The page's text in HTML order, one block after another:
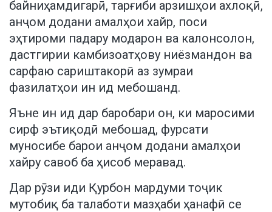
байниҳамдигарӣ, тарғиби арзишҳои ахлоқӣ,
анҷом додани амалҳои хайр, поси
эҳтироми падару модарон ва калонсолон,
дастгирии камбизоатҳову ниёзмандон ва
сарфаю сариштакорӣ аз зумраи
фазилатҳои ин ид мебошанд.
Яъне ин ид дар баробари он, ки маросими
сирф эътиқодӣ мебошад, фурсати
муносибе барои анҷом додани амалҳои
хайру савоб ба ҳисоб меравад.
Дар рӯзи иди Қурбон мардуми тоҷик
мутобиқ ба талаботи мазҳаби ҳанафӣ се